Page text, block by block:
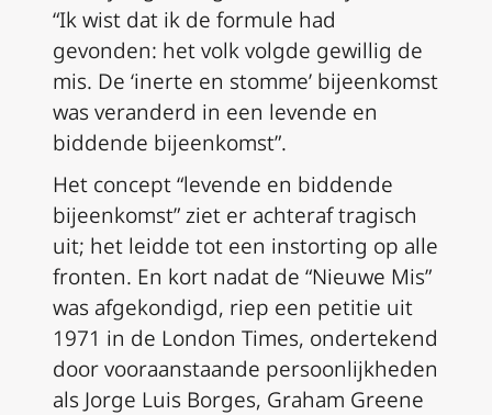
“Ik wist dat ik de formule had
gevonden: het volk volgde gewillig de
mis. De ‘inerte en stomme’ bijeenkomst
was veranderd in een levende en
biddende bijeenkomst”.
Het concept “levende en biddende
bijeenkomst” ziet er achteraf tragisch
uit; het leidde tot een instorting op alle
fronten. En kort nadat de “Nieuwe Mis”
was afgekondigd, riep een petitie uit
1971 in de London Times, ondertekend
door vooraanstaande persoonlijkheden
als Jorge Luis Borges, Graham Greene